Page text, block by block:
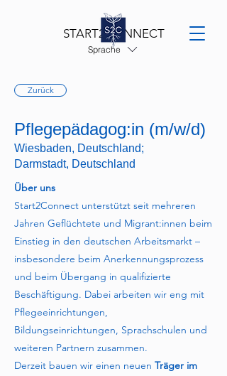
START2CONNECT
Sprache
Zurück
Pflegepädagog:in (m/w/d)
Wiesbaden, Deutschland;
Darmstadt, Deutschland
Über uns
Start2Connect unterstützt seit mehreren
Jahren Geflüchtete und Migrant:innen beim
Einstieg in den deutschen Arbeitsmarkt –
insbesondere beim Anerkennungsprozess
und beim Übergang in qualifizierte
Beschäftigung. Dabei arbeiten wir eng mit
Pflegeeinrichtungen,
Bildungseinrichtungen, Sprachschulen und
weiteren Partnern zusammen.
Derzeit bauen wir einen neuen Träger im